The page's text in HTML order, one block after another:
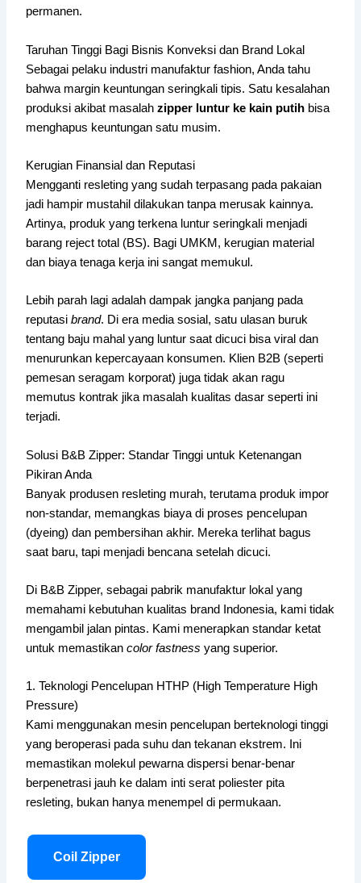
permanen.
Taruhan Tinggi Bagi Bisnis Konveksi dan Brand Lokal
Sebagai pelaku industri manufaktur fashion, Anda tahu
bahwa margin keuntungan seringkali tipis. Satu kesalahan
produksi akibat masalahzipper luntur ke kain putih bisa
menghapus keuntungan satu musim.
Kerugian Finansial dan Reputasi
Mengganti resleting yang sudah terpasang pada pakaian
jadi hampir mustahil dilakukan tanpa merusak kainnya.
Artinya, produk yang terkena luntur seringkali menjadi
barang reject total (BS). Bagi UMKM, kerugian material
dan biaya tenaga kerja ini sangat memukul.
Lebih parah lagi adalah dampak jangka panjang pada
reputasibrand. Di era media sosial, satu ulasan buruk
tentang baju mahal yang luntur saat dicuci bisa viral dan
menurunkan kepercayaan konsumen. Klien B2B (seperti
pemesan seragam korporat) juga tidak akan ragu
memutus kontrak jika masalah kualitas dasar seperti ini
terjadi.
Solusi B&B Zipper: Standar Tinggi untuk Ketenangan
Pikiran Anda
Banyak produsen resleting murah, terutama produk impor
non-standar, memangkas biaya di proses pencelupan
(dyeing) dan pembersihan akhir. Mereka terlihat bagus
saat baru, tapi menjadi bencana setelah dicuci.
Di B&B Zipper, sebagai pabrik manufaktur lokal yang
memahami kebutuhan kualitas brand Indonesia, kami tidak
mengambil jalan pintas. Kami menerapkan standar ketat
untuk memastikancolor fastness yang superior.
1. Teknologi Pencelupan HTHP (High Temperature High
Pressure)
Kami menggunakan mesin pencelupan berteknologi tinggi
yang beroperasi pada suhu dan tekanan ekstrem. Ini
memastikan molekul pewarna dispersi benar-benar
berpenetrasi jauh ke dalam inti serat poliester pita
resleting, bukan hanya menempel di permukaan.
Coil Zipper